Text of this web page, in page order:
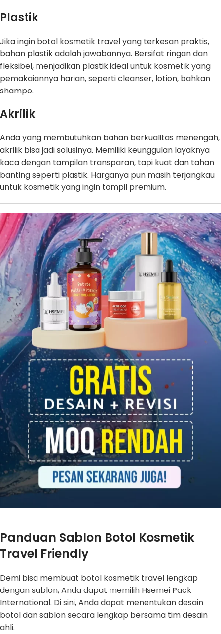
Plastik
Jika ingin botol kosmetik travel yang terkesan praktis,
bahan plastik adalah jawabannya. Bersifat ringan dan
fleksibel, menjadikan plastik ideal untuk kosmetik yang
pemakaiannya harian, seperti cleanser, lotion, bahkan
shampo.
Akrilik
Anda yang membutuhkan bahan berkualitas menengah,
akrilik bisa jadi solusinya. Memiliki keunggulan layaknya
kaca dengan tampilan transparan, tapi kuat dan tahan
banting seperti plastik. Harganya pun masih terjangkau
untuk kosmetik yang ingin tampil premium.
Panduan Sablon Botol Kosmetik
Travel Friendly
Demi bisa membuat botol kosmetik travel lengkap
dengan sablon, Anda dapat memilih Hsemei Pack
International. Di sini, Anda dapat menentukan desain
botol dan sablon secara lengkap bersama tim desain
ahli.